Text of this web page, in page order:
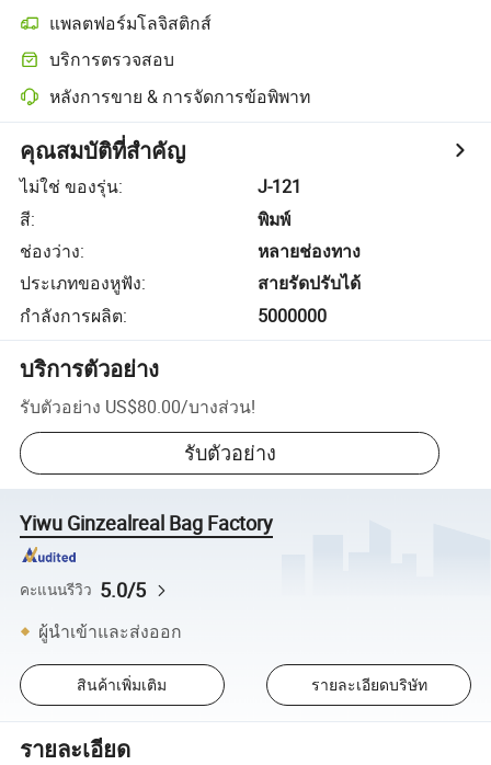
แพลตฟอร์มโลจิสติกส์
บริการตรวจสอบ
หลังการขาย & การจัดการข้อพิพาท
คุณสมบัติที่สำคัญ
ไม่ใช่ ของรุ่น:
J-121
สี:
พิมพ์
ช่องว่าง:
หลายช่องทาง
ประเภทของหูฟัง:
สายรัดปรับได้
กำลังการผลิต: 5000000
บริการตัวอย่าง
รับตัวอย่าง US$80.00/บางส่วน!
รับตัวอย่าง
Yiwu Ginzealreal Bag Factory
คะแนนรีวิว 5.0/5
ผู้นำเข้าและส่งออก
สินค้าเพิ่มเติม รายละเอียดบริษัท
รายละเอียด